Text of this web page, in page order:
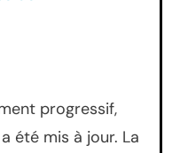
progressif,
été mis à jour. La